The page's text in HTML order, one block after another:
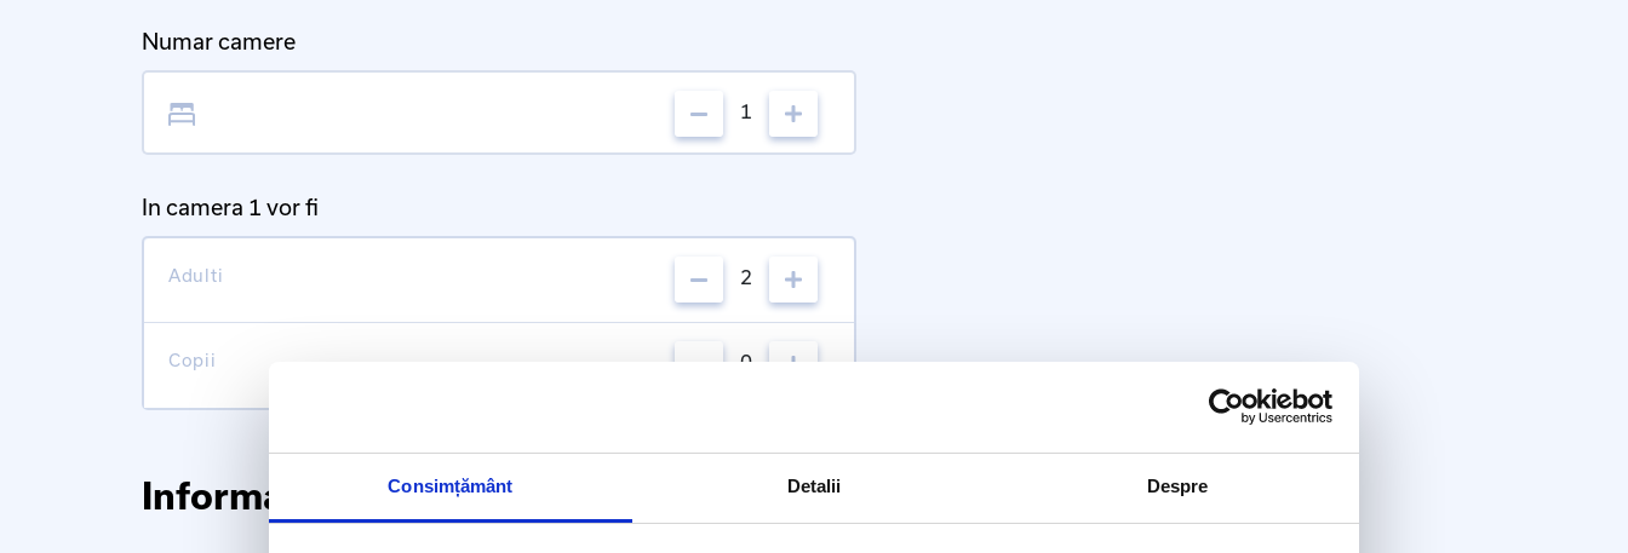
Consimțământ Detalii Despre
Numar camere
1
In camera 1 vor fi
Adulti 2
Copii 0
Informatii personale